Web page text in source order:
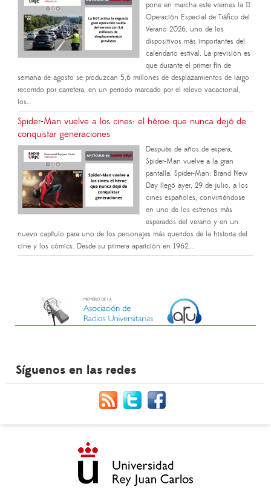
pone en marcha este viernes la II
Operación Especial de Tráfico del
Verano 2026, uno de los
dispositivos más importantes del
calendario estival. La previsión es
que durante el primer fin de
semana de agosto se produzcan 5,6 millones de desplazamientos de largo
recorrido por carretera, en un periodo marcado por el relevo vacacional,
los…
Spider-Man vuelve a los cines: el héroe que nunca dejó de
conquistar generaciones
Después de años de espera,
Spider-Man vuelve a la gran
pantalla. Spider-Man: Brand New
Day llegó ayer, 29 de julio, a los
cines españoles, convirtiéndose
en uno de los estrenos más
esperados del verano y en un
nuevo capítulo para uno de los personajes más queridos de la historia del
cine y los cómics. Desde su primera aparición en 1962,…
Síguenos en las redes